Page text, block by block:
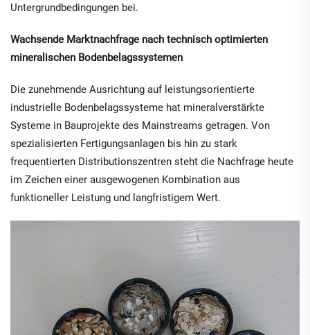
Untergrundbedingungen bei.
Wachsende Marktnachfrage nach technisch optimierten
mineralischen Bodenbelagssystemen
Die zunehmende Ausrichtung auf leistungsorientierte
industrielle Bodenbelagssysteme hat mineralverstärkte
Systeme in Bauprojekte des Mainstreams getragen. Von
spezialisierten Fertigungsanlagen bis hin zu stark
frequentierten Distributionszentren steht die Nachfrage heute
im Zeichen einer ausgewogenen Kombination aus
funktioneller Leistung und langfristigem Wert.